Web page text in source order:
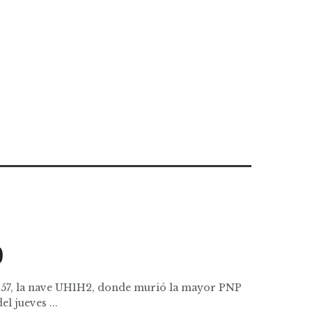
la nave UH1H2, donde murió la mayor PNP
jueves ...